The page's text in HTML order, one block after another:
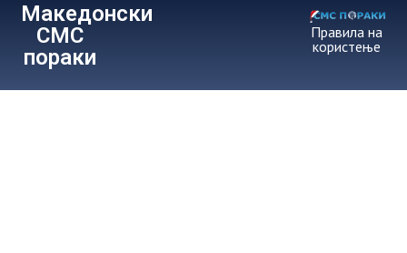
Македонски
СМС
пораки
Правила на
користење